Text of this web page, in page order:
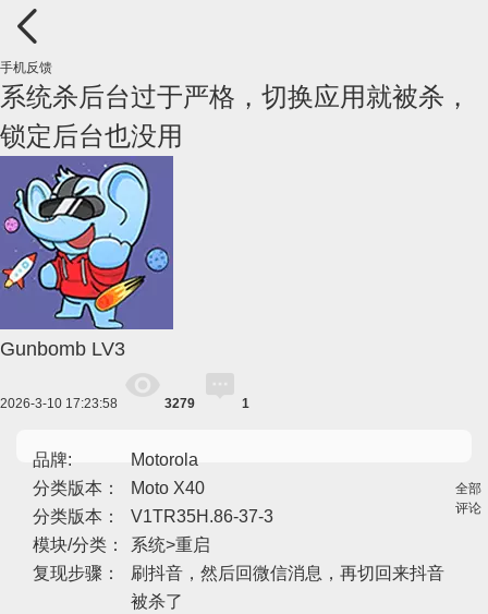
手机反馈
系统杀后台过于严格，切换应用就被杀，
锁定后台也没用
Gunbomb LV3
2026-3-10 17:23:58 3279 1
品牌:
Motorola
分类版本：
Moto X40
分类版本：
V1TR35H.86-37-3
模块/分类：
系统>重启
复现步骤：
刷抖音，然后回微信消息，再切回来抖音
被杀了
全部
评论